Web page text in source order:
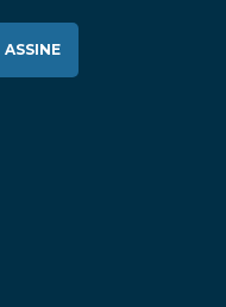
ASSINE